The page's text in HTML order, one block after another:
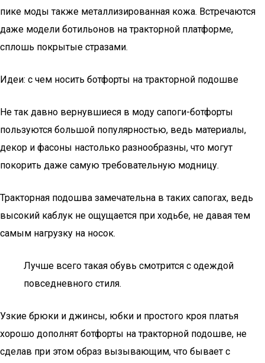
пике моды также металлизированная кожа. Встречаются
даже модели ботильонов на тракторной платформе,
сплошь покрытые стразами.
Идеи: с чем носить ботфорты на тракторной подошве
Не так давно вернувшиеся в моду сапоги-ботфорты
пользуются большой популярностью, ведь материалы,
декор и фасоны настолько разнообразны, что могут
покорить даже самую требовательную модницу.
Тракторная подошва замечательна в таких сапогах, ведь
высокий каблук не ощущается при ходьбе, не давая тем
самым нагрузку на носок.
Лучше всего такая обувь смотрится с одеждой
повседневного стиля.
Узкие брюки и джинсы, юбки и простого кроя платья
хорошо дополнят ботфорты на тракторной подошве, не
сделав при этом образ вызывающим, что бывает с